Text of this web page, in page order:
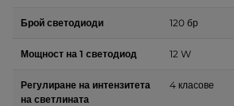
Брой светодиоди 120 бр
Мощност на 1 светодиод 12 W
Регулиране на интензитета
на светлината
4 класове